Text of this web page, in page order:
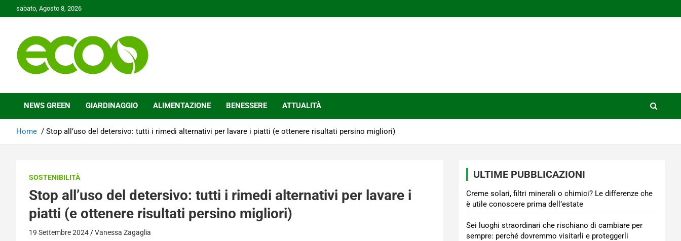
to
sabato, Agosto 8, 2026
Ecoo.it
NEWS GREEN GIARDINAGGIO ALIMENTAZIONE BENESSERE ATTUALITÀ
Home Stop all’uso del detersivo: tutti i rimedi alternativi per lavare i piatti (e ottenere risultati persino migliori)
SOSTENIBILITÀ
Stop all’uso del detersivo: tutti i rimedi alternativi per lavare i
piatti (e ottenere risultati persino migliori)
19 Settembre 2024 Vanessa Zagaglia
ULTIME PUBBLICAZIONI
Creme solari, filtri minerali o chimici? Le differenze che
è utile conoscere prima dell’estate
Sei luoghi straordinari che rischiano di cambiare per
sempre: perché dovremmo visitarli e proteggerli